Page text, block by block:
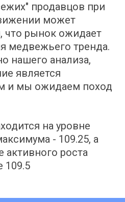
продавцов при
может
что рынок ожидает
медвежьего тренда.
нашего анализа,
является
и мы ожидаем поход
на уровне
- 109.25, а
активного роста
109.5